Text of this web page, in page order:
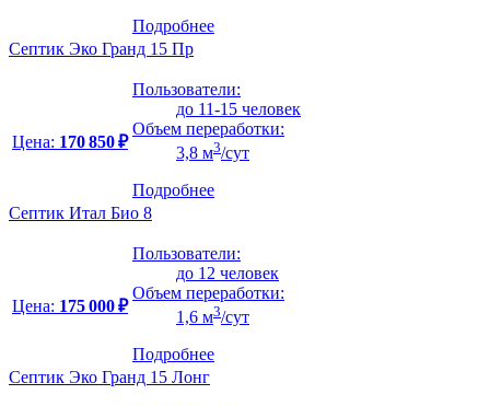
Подробнее
Септик Эко Гранд 15 Пр
Цена: 170 850 ₽
Пользователи:
до 11-15 человек
Объем переработки:
3,8 м3/сут
Подробнее
Септик Итал Био 8
Цена: 175 000 ₽
Пользователи:
до 12 человек
Объем переработки:
1,6 м3/сут
Подробнее
Септик Эко Гранд 15 Лонг